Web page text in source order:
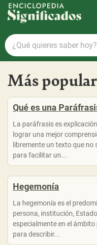
Enciclopedia Significados
¿Qué
quieres
saber
hoy?
Más
Qué es una
La paráfrasis es
lograr una mejor
libremente un texto que
para facilitar un...
Hegemonía
La hegemonía es el
persona, institución,
especialmente en el
para describir...